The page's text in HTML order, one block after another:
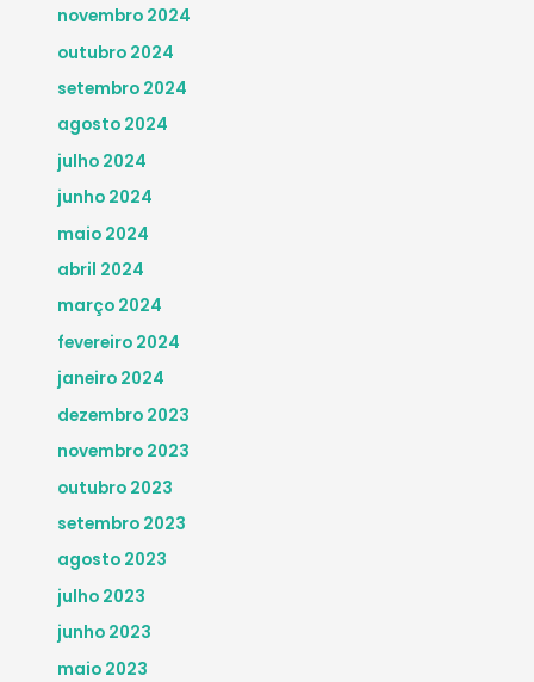
novembro 2024
outubro 2024
setembro 2024
agosto 2024
julho 2024
junho 2024
maio 2024
abril 2024
março 2024
fevereiro 2024
janeiro 2024
dezembro 2023
novembro 2023
outubro 2023
setembro 2023
agosto 2023
julho 2023
junho 2023
maio 2023